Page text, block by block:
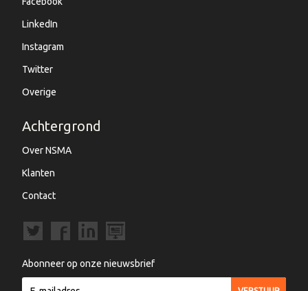
LinkedIn
Instagram
Twitter
Overige
Achtergrond
Over NSMA
Klanten
Contact
Abonneer op onze nieuwsbrief